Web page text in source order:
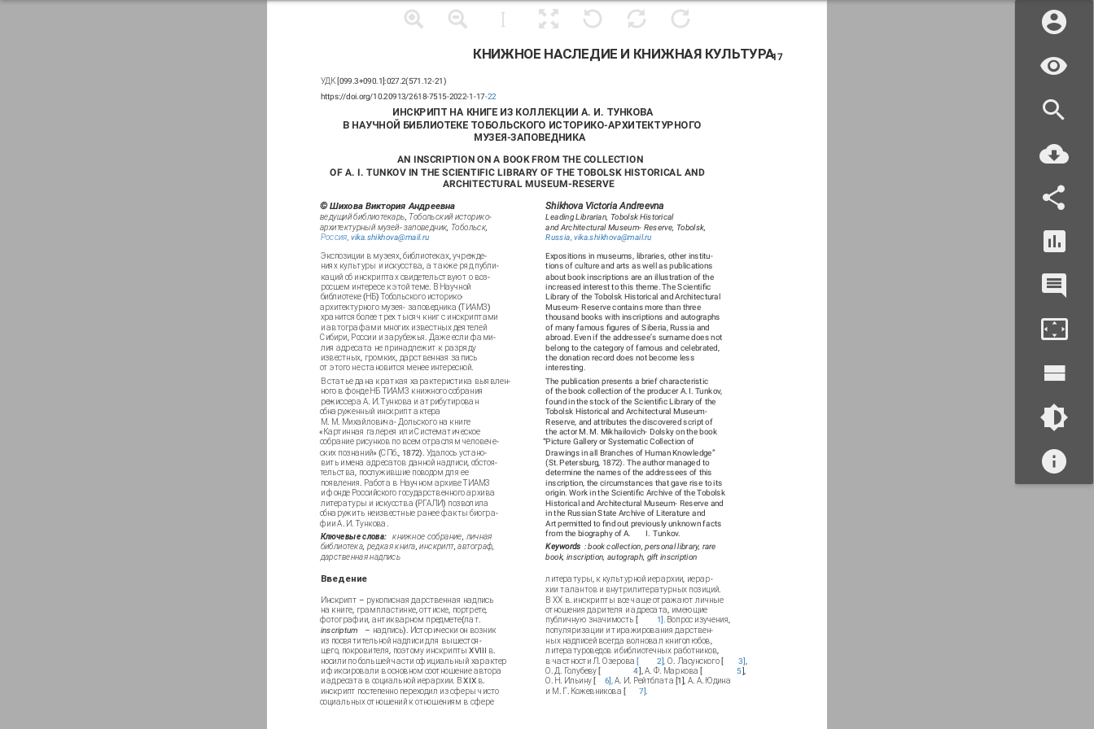
17
КНИЖНОЕ НАСЛЕДИЕ И КНИЖНАЯ КУЛЬТУРА
УДК [099.3+090.1]:027.2(571.12-21)
https://doi.org/10.20913/2618-7515-2022-1-17-22
ИНСКРИПТ НА КНИГЕ ИЗ КОЛЛЕКЦИИ А. И. ТУНКОВА
В НАУЧНОЙ БИБЛИОТЕКЕ ТОБОЛЬСКОГО ИСТОРИКО-АРХИТЕКТУРНОГО
МУЗЕЯ-ЗАПОВЕДНИКА
AN INSCRIPTION ON A BOOK FROM THE COLLECTION
OF A. I. TUNKOV IN THE SCIENTIFIC LIBRARY OF THE TOBOLSK HISTORICAL AND
ARCHITECTURAL MUSEUM-RESERVE
© Шихова Виктория Андреевна
ведущий библиотекарь, Тобольский историко-
архитектурный музей- заповедник, Тобольск,
Россия, vika.shikhova@mail.ru
Shikhova Victoria Andreevna
Leading Librarian, Tobolsk Historical
and Architectural Museum- Reserve, Tobolsk,
Russia, vika.shikhova@mail.ru
Экспозиции в музеях, библиотеках, учрежде-
ниях культуры и искусства, а также ряд публи-
каций об инскриптах свидетельствуют о воз-
росшем интересе к этой теме. В Научной
библиотеке (НБ) Тобольского историко-
архитектурного музея- заповедника (ТИАМЗ)
хранится более трех тысяч книг с инскриптами
и автографами многих известных деятелей
Сибири, России и зарубежья. Даже если фами-
лия адресата не принадлежит к разряду
известных, громких, дарственная запись
от этого не становится менее интересной.
В статье дана краткая характеристика выявлен-
ного в фонде НБ ТИАМЗ книжного собрания
режиссера А. И. Тункова и атрибутирован
обнаруженный инскрипт актера
М. М. Михайловича- Дольского на книге
«Картинная галерея или Систематическое
собрание рисунков по всем отраслям человече-
ских познаний» (СПб., 1872). Удалось устано-
вить имена адресатов данной надписи, обстоя-
тельства, послужившие поводом для ее
появления. Работа в Научном архиве ТИАМЗ
и фонде Российского государственного архива
литературы и искусства (РГАЛИ) позволила
обнаружить неизвестные ранее факты биогра-
фии А. И. Тункова.
Ключевые слова:
книжное собрание, личная
библиотека, редкая книга, инскрипт, автограф,
дарственная надпись
Expositions in museums, libraries, other institu-
tions of culture and arts as well as publications
about book inscriptions are an illustration of the
increased interest to this theme. The Scientific
Library of the Tobolsk Historical and Architectural
Museum- Reserve contains more than three
thousand books with inscriptions and autographs
of many famous figures of Siberia, Russia and
abroad. Even if the addressee’s surname does not
belong to the category of famous and celebrated,
the donation record does not become less
interesting.
The publication presents a brief characteristic
of the book collection of the producer A. I. Tunkov,
found in the stock of the Scientific Library of the
Tobolsk Historical and Architectural Museum-
Reserve, and attributes the discovered script of
the actor M. M. Mikhailovich- Dolsky on the book
“Picture Gallery or Systematic Collection of
Drawings in all Branches of Human Knowledge”
(St. Petersburg, 1872). The author managed to
determine the names of the addressees of this
inscription, the circumstances that gave rise to its
origin. Work in the Scientific Archive of the Tobolsk
Historical and Architectural Museum- Reserve and
in the Russian State Archive of Literature and
Art permitted to find out previously unknown facts
from the biography of A.
I. Tunkov.
Keywords : book collection, personal library, rare
book, inscription, autograph, gift inscription
Введение
Инскрипт – рукописная дарственная надпись
на книге, грампластинке, оттиске, портрете,
фотографии, антикварном предмете (лат.
inscriptum
– надпись). Исторически он возник
из посвятительной надписи для вышестоя-
щего, покровителя, поэтому инскрипты XVIII в.
носили по большей части официальный характер
и фиксировали в основном соотношение автора
и адресата в социальной иерархии. В XIX в.
инскрипт постепенно переходил из сферы чисто
социальных отношений к отношениям в сфере
литературы, к культурной иерархии, иерар-
хии талантов и внутрилитературных позиций.
В ХХ в. инскрипты все чаще отражают личные
отношения дарителя и адресата, имеющие
публичную значимость [ 1]. Вопрос изучения,
популяризации и тиражирования дарствен-
ных надписей всегда волновал книголюбов,
литературоведов и библиотечных работников,
в частности Л. Озерова [ 2],О. Ласунского [ 3]
О. Д. Голубеву [
4], А. Ф. Маркова [ 5],
О. Н. Ильину [
6],А. И. Рейтблата [1], А. А. Юдина
и М. Г. Кожевникова [
7].